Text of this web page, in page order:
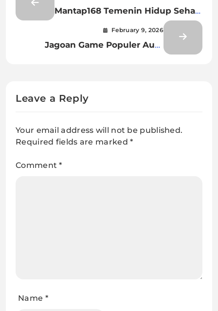
Mantap168 Temenin Hidup Sehat
February 9, 2026
Jagoan Game Populer Auto
Leave a Reply
Your email address will not be published.
Required fields are marked*
Comment*
Name *